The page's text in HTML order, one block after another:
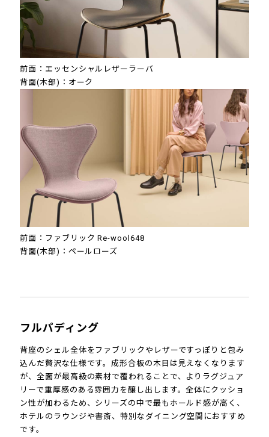
前面：エッセンシャルレザーラーバ
背面(木部)：オーク
前面：ファブリック Re-wool648
背面(木部)：ペールローズ
フルパディング
背座のシェル全体をファブリックやレザーですっぽりと包み
込んだ贅沢な仕様です。成形合板の木目は見えなくなります
が、全面が最高級の素材で覆われることで、よりラグジュア
リーで重厚感のある雰囲力を醸し出します。全体にクッショ
ン性が加わるため、シリーズの中で最もホールド感が高く、
ホテルのラウンジや書斎、特別なダイニング空間におすすめ
です。